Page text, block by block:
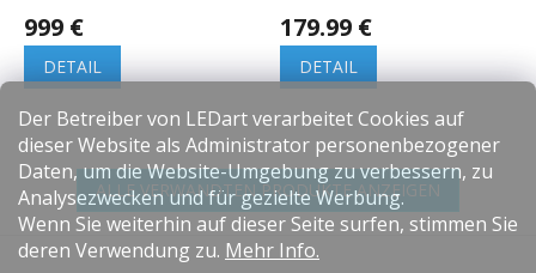
Der Betreiber von LEDart verarbeitet Cookies auf
dieser Website als Administrator personenbezogener
Daten, um die Website-Umgebung zu verbessern, zu
Analysezwecken und für gezielte Werbung.
Wenn Sie weiterhin auf dieser Seite surfen, stimmen Sie
deren Verwendung zu. Mehr Info.
999 €
DETAIL
179.99 €
DETAIL
ALLE VERWANDTEN PRODUKTE ANZEIGEN